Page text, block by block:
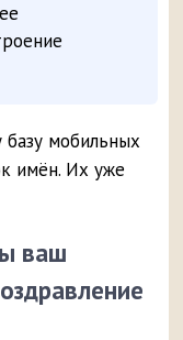
мобильных
имён. Их уже
ваш